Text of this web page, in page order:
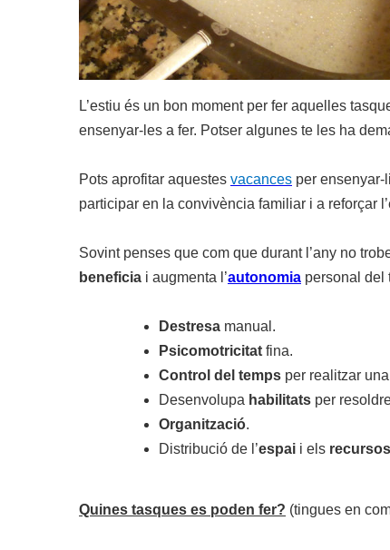
L’estiu és un bon moment per fer aquelles
ensenyar-les a fer. Potser algunes te les ha
Pots aprofitar aquestes vacances per ensenyar-
participar en la convivència familiar i a reforçar
Sovint penses que com que durant l’any no
beneficia i augmenta l’autonomia personal del
Destresa manual.
Psicomotricitat fina.
Control del temps per realitzar
Desenvolupa habilitats per
Organització.
Distribució de l’espai i els recursos
Quines tasques es poden fer? (tingues en